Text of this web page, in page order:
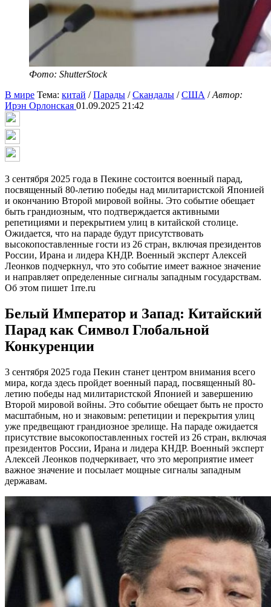
Фото: ShutterStock
В мире Тема: китай /Парады /Скандалы /США /Автор:
Ирэн Орлонская 01.09.2025 21:42
3 сентября 2025 года в Пекине состоится военный парад,
посвященный 80-летию победы над милитаристской Японией
и окончанию Второй мировой войны. Это событие обещает
быть грандиозным, что подтверждается активными
репетициями и перекрытием улиц в китайской столице.
Ожидается, что на параде будут присутствовать
высокопоставленные гости из 26 стран, включая президентов
России, Ирана и лидера КНДР. Военный эксперт Алексей
Леонков подчеркнул, что это событие имеет важное значение
и направляет определенные сигналы западным государствам.
Об этом пишет 1rre.ru
Белый Император и Запад: Китайский
Парад как Символ Глобальной
Конкуренции
3 сентября 2025 года Пекин станет центром внимания всего
мира, когда здесь пройдет военный парад, посвященный 80-
летию победы над милитаристской Японией и завершению
Второй мировой войны. Это событие обещает быть не просто
масштабным, но и знаковым: репетиции и перекрытия улиц
уже предвещают грандиозное зрелище. На параде ожидается
присутствие высокопоставленных гостей из 26 стран, включая
президентов России, Ирана и лидера КНДР. Военный эксперт
Алексей Леонков подчеркивает, что это мероприятие имеет
важное значение и посылает мощные сигналы западным
державам.